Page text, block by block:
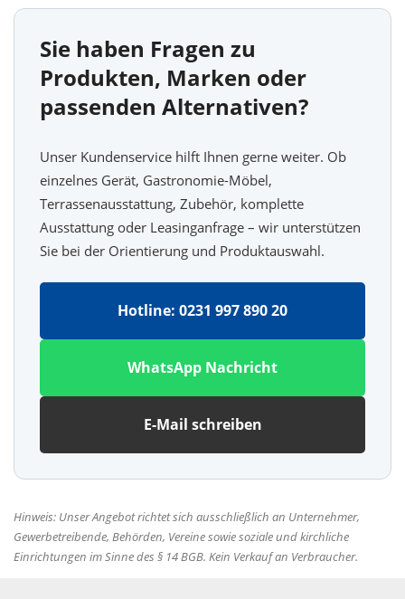
Sie haben Fragen zu
Produkten, Marken oder
passenden Alternativen?
Unser Kundenservice hilft Ihnen gerne weiter. Ob
einzelnes Gerät, Gastronomie-Möbel,
Terrassenausstattung, Zubehör, komplette
Ausstattung oder Leasinganfrage – wir unterstützen
Sie bei der Orientierung und Produktauswahl.
Hotline: 0231 997 890 20
WhatsApp Nachricht
E-Mail schreiben
Hinweis: Unser Angebot richtet sich ausschließlich an Unternehmer,
Gewerbetreibende, Behörden, Vereine sowie soziale und kirchliche
Einrichtungen im Sinne des § 14 BGB. Kein Verkauf an Verbraucher.